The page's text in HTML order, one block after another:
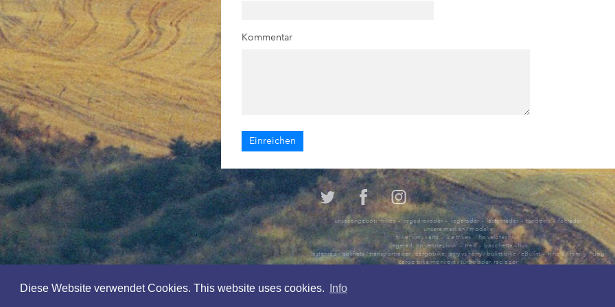
Diese Website verwendet Cookies. This website uses cookies. Info
Kommentar
unser angebot: trikes - liegedreiräder - liegeräder - lastenräder - tandems - falträder
unsere marken / modelle
trike: kmx karts - ice trikes - hp velotechnik
liegerad: hp velotechnik - traix - bacchetta - flux
lastenrad / bakfiets / transporträder / cargobike: larry vs harry / bullitt bike / eBullitt - nihola / family / dog
cargo bike monkeys / turbolader, radlader